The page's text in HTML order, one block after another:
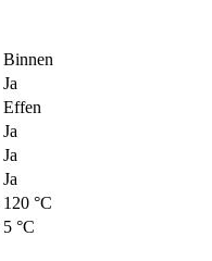
Binnen
Ja
Effen
Ja
Ja
Ja
120 °C
5 °C